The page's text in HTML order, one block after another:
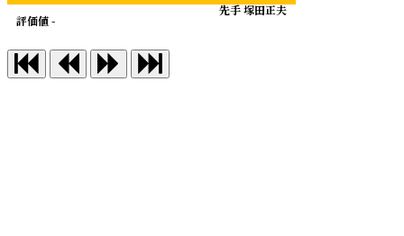
先手 塚田正夫
評価値 -